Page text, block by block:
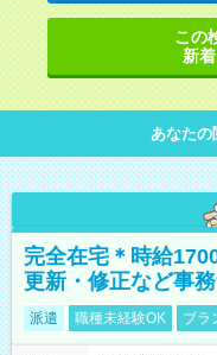
この
新
あなたの
完全在宅＊時給
更新・修正など事
派遣 職種未経験OK ブラ